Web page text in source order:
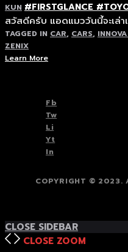
KUN #FIRSTGLANCE
สวัสดีครับ แอดแมววันนี้จะเล่า
TAGGED IN CAR, CARS,
ZENIX
Learn More
Fb
Tw
Li
Yt
In
COPYRIGHT © 2023.
CLOSE SIDEBAR
CLOSE ZOOM